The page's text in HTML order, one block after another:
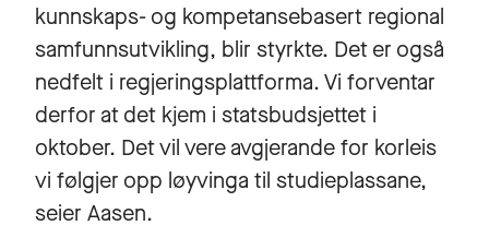
kunnskaps- og kompetansebasert regional
samfunnsutvikling, blir styrkte. Det er også
nedfelt i regjeringsplattforma. Vi forventar
derfor at det kjem i statsbudsjettet i
oktober. Det vil vere avgjerande for korleis
vi følgjer opp løyvinga til studieplassane,
seier Aasen.